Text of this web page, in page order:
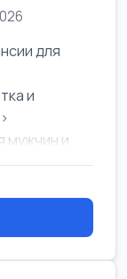
для
и
мужчин и